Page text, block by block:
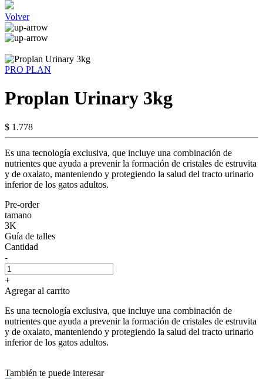
Volver
PRO PLAN
Proplan Urinary 3kg
$ 1.778
Es una tecnología exclusiva, que incluye una combinación de
nutrientes que ayuda a prevenir la formación de cristales de estruvita
y de oxalato, manteniendo y protegiendo la salud del tracto urinario
inferior de los gatos adultos.
Pre-order
tamano
3K
Guía de talles
Cantidad
-
+
Agregar al carrito
Es una tecnología exclusiva, que incluye una combinación de
nutrientes que ayuda a prevenir la formación de cristales de estruvita
y de oxalato, manteniendo y protegiendo la salud del tracto urinario
inferior de los gatos adultos.
También te puede interesar